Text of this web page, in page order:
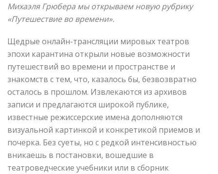
Михаэля Грюбера мы открываем новую рубрику
«Путешествие во времени».
Щедрые онлайн-трансляции мировых театров
эпохи карантина открыли новые возможности
путешествий во времени и пространстве и
знакомств с тем, что, казалось бы, безвозвратно
осталось в прошлом. Извлекаются из архивов
записи и предлагаются широкой публике,
известные режиссерские имена дополняются
визуальной картинкой и конкретикой приемов и
почерка. Без суеты, но с редкой интенсивностью
вникаешь в постановки, вошедшие в
театроведческие учебники или в сборник